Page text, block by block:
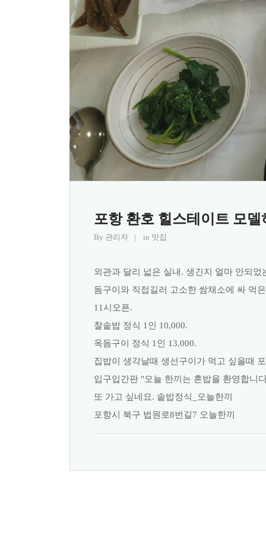
포항 환호 힐스테이트 모
By 관리자 in 맛집
외관과 달리 넓은 실내. 생긴지 얼마 안되
돔구이와 직접길러 고소한 쌈채소에 싸 먹
11시오픈.
찰솥밥 정식 1인 10,000.
옥돔구이 정식 1인 13,000.
집밥이 생각날때 생선구이가 먹고 싶을때
입구입간판 "오늘 한끼는 혼밥을 환영합니
또 가고 싶네요. 솥밥정식_오늘한끼
포항시 북구 법원로8번길7 오늘한끼